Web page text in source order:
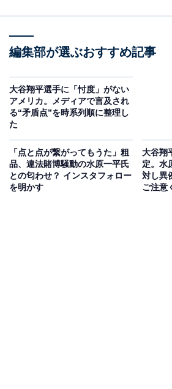
編集部が選ぶおすすめ記事
大谷翔平選手に「忖度」がない
アメリカ。メディアで言及され
る“矛盾点”を時系列順に整理し
た
「点と点が繋がってもうた」粗
品、違法賭博騒動の水原一平氏
との匂わせ？ インスタフォロー
を明かす
大谷翔
定。水
対し異
ご注意